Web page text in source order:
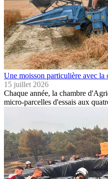
Une moisson particulière avec
15 juillet 2026
Chaque année, la chambre
micro-parcelles d'essais aux